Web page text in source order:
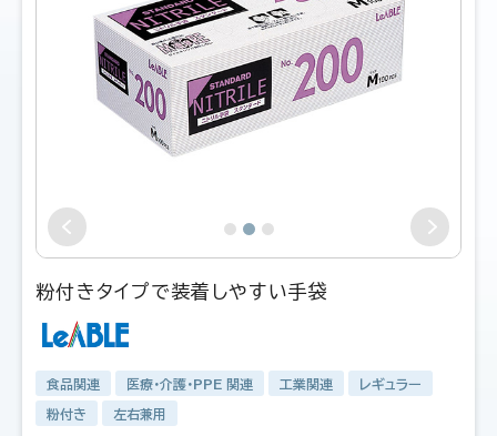
粉付きタイプで装着しやすい手袋
食品関連 医療・介護・PPE 関連 工業関連 レギュラー
粉付き 左右兼用